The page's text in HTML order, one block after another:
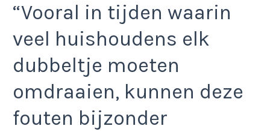
“Vooral in tijden waarin
veel huishoudens elk
dubbeltje moeten
omdraaien, kunnen deze
fouten bijzonder